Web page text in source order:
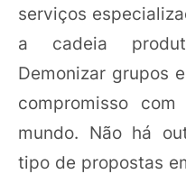
serviços
a cadeia
Demonizar grupos
compromisso
mundo. Não há
tipo de propostas